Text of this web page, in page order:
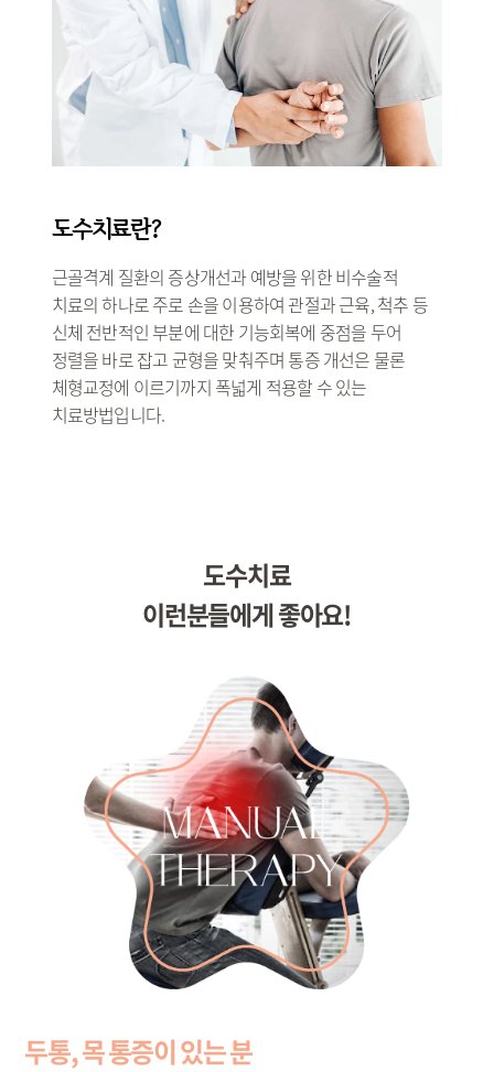
도수치료란?
근골격계 질환의 증상개선과 예방을 위한 비수술적
치료의 하나로 주로 손을 이용하여 관절과 근육, 척추 등
신체 전반적인 부분에 대한 기능회복에 중점을 두어
정렬을 바로 잡고 균형을 맞춰주며 통증 개선은 물론
체형교정에 이르기까지 폭넓게 적용할 수 있는
치료방법입니다.
도수치료
이런분들에게 좋아요!
두통, 목 통증이 있는 분